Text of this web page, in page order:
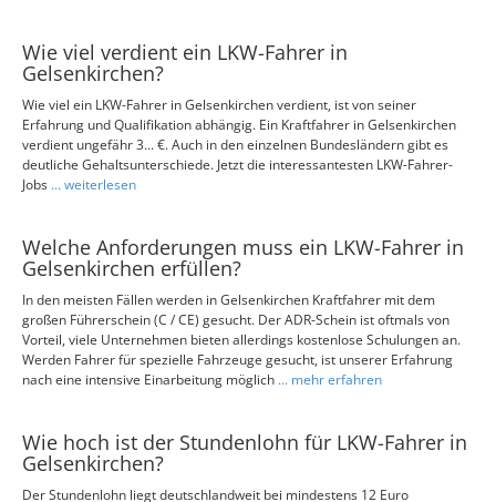
Wie viel verdient ein LKW-Fahrer in
Gelsenkirchen?
Wie viel ein LKW-Fahrer in Gelsenkirchen verdient, ist von seiner
Erfahrung und Qualifikation abhängig. Ein Kraftfahrer in Gelsenkirchen
verdient ungefähr 3... €. Auch in den einzelnen Bundesländern gibt es
deutliche Gehaltsunterschiede. Jetzt die interessantesten LKW-Fahrer-
Jobs ... weiterlesen
Welche Anforderungen muss ein LKW-Fahrer in
Gelsenkirchen erfüllen?
In den meisten Fällen werden in Gelsenkirchen Kraftfahrer mit dem
großen Führerschein (C / CE) gesucht. Der ADR-Schein ist oftmals von
Vorteil, viele Unternehmen bieten allerdings kostenlose Schulungen an.
Werden Fahrer für spezielle Fahrzeuge gesucht, ist unserer Erfahrung
nach eine intensive Einarbeitung möglich ... mehr erfahren
Wie hoch ist der Stundenlohn für LKW-Fahrer in
Gelsenkirchen?
Der Stundenlohn liegt deutschlandweit bei mindestens 12 Euro